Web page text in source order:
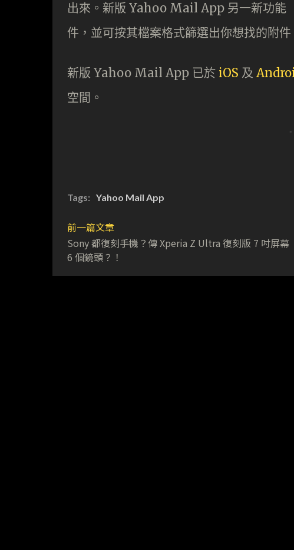
出來。新版 Yahoo Mail App 另一新功能
件，並可按其檔案格式篩選出你想找的附件
新版 Yahoo Mail App 已於 iOS 及
空間。
-
Tags: Yahoo Mail App
前一篇文章
Sony 都復刻手機？傳 Xperia Z Ultra 復刻版 7 吋屏幕
6 個鏡頭？！